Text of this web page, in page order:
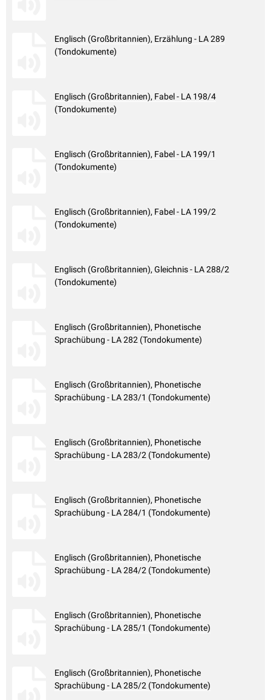
Englisch (Großbritannien), Erzählung - LA 289
(Tondokumente)
Englisch (Großbritannien), Fabel - LA 198/4
(Tondokumente)
Englisch (Großbritannien), Fabel - LA 199/1
(Tondokumente)
Englisch (Großbritannien), Fabel - LA 199/2
(Tondokumente)
Englisch (Großbritannien), Gleichnis - LA 288/2
(Tondokumente)
Englisch (Großbritannien), Phonetische
Sprachübung - LA 282 (Tondokumente)
Englisch (Großbritannien), Phonetische
Sprachübung - LA 283/1 (Tondokumente)
Englisch (Großbritannien), Phonetische
Sprachübung - LA 283/2 (Tondokumente)
Englisch (Großbritannien), Phonetische
Sprachübung - LA 284/1 (Tondokumente)
Englisch (Großbritannien), Phonetische
Sprachübung - LA 284/2 (Tondokumente)
Englisch (Großbritannien), Phonetische
Sprachübung - LA 285/1 (Tondokumente)
Englisch (Großbritannien), Phonetische
Sprachübung - LA 285/2 (Tondokumente)